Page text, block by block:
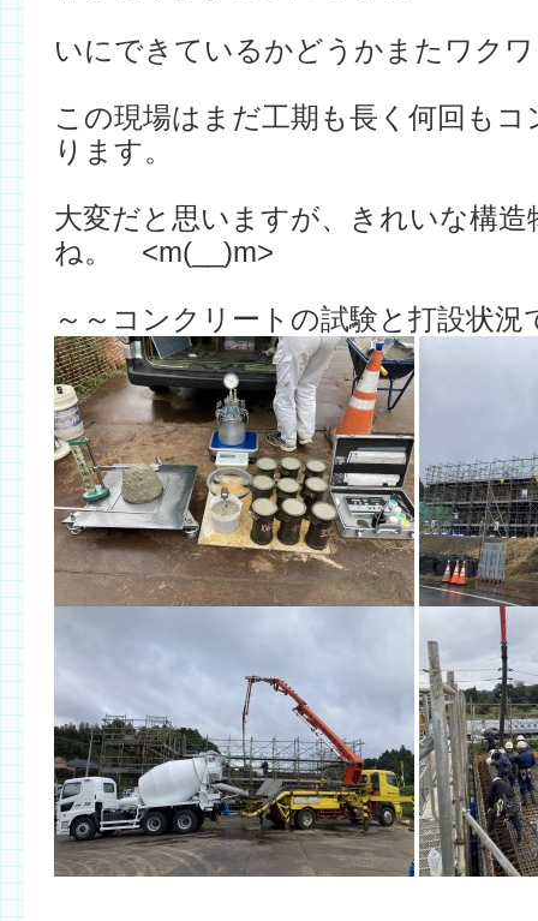
いにできているかどうかまたワク
この現場はまだ工期も長く何回も
ります。
大変だと思いますが、きれいな構
ね。 <m(__)m>
～～コンクリートの試験と打設状況